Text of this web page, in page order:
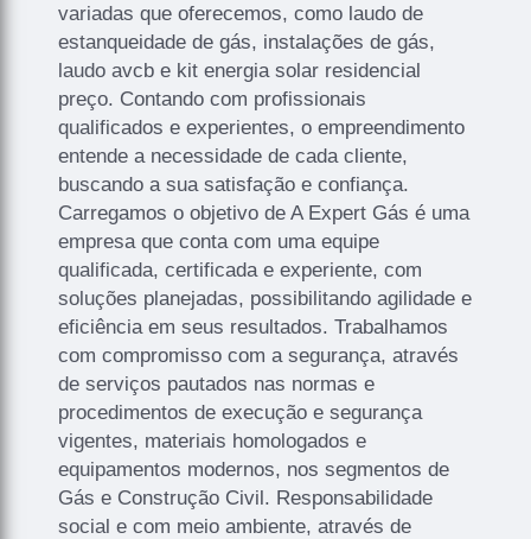
variadas que oferecemos, como laudo de
estanqueidade de gás, instalações de gás,
laudo avcb e kit energia solar residencial
preço. Contando com profissionais
qualificados e experientes, o empreendimento
entende a necessidade de cada cliente,
buscando a sua satisfação e confiança.
Carregamos o objetivo de A Expert Gás é uma
empresa que conta com uma equipe
qualificada, certificada e experiente, com
soluções planejadas, possibilitando agilidade e
eficiência em seus resultados. Trabalhamos
com compromisso com a segurança, através
de serviços pautados nas normas e
procedimentos de execução e segurança
vigentes, materiais homologados e
equipamentos modernos, nos segmentos de
Gás e Construção Civil. Responsabilidade
social e com meio ambiente, através de